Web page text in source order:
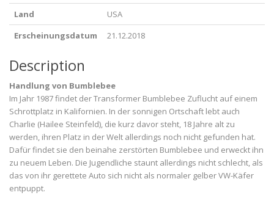
Land
USA
Erscheinungsdatum
21.12.2018
Description
Handlung von Bumblebee
Im Jahr 1987 findet der Transformer Bumblebee Zuflucht auf einem
Schrottplatz in Kalifornien. In der sonnigen Ortschaft lebt auch
Charlie (Hailee Steinfeld), die kurz davor steht, 18 Jahre alt zu
werden, ihren Platz in der Welt allerdings noch nicht gefunden hat.
Dafür findet sie den beinahe zerstörten Bumblebee und erweckt ihn
zu neuem Leben. Die Jugendliche staunt allerdings nicht schlecht, als
das von ihr gerettete Auto sich nicht als normaler gelber VW-Käfer
entpuppt.